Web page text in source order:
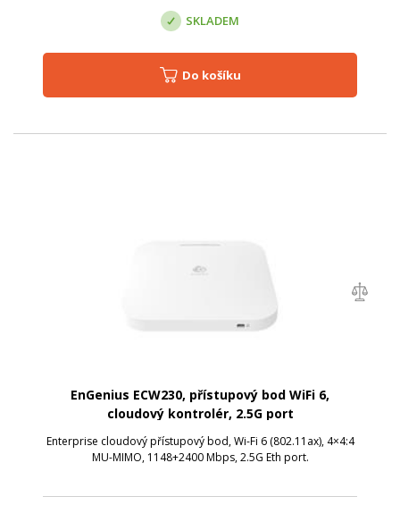
SKLADEM
Do košíku
EnGenius ECW230, přístupový bod WiFi 6,
cloudový kontrolér, 2.5G port
Enterprise cloudový přístupový bod, Wi-Fi 6 (802.11ax), 4×4:4
MU-MIMO, 1148+2400 Mbps, 2.5G Eth port.